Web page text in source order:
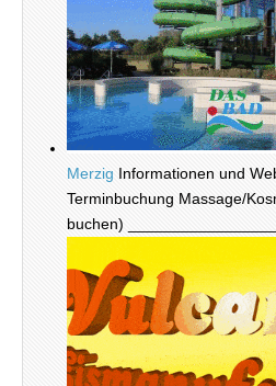
Merzig Informationen und
Terminbuchung Massage/
buchen)